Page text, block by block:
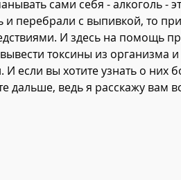
сами себя - алкоголь -
и перебрали с выпивкой, то
И здесь на помощь
токсины из организма и
если вы хотите узнать о них
дальше, ведь я расскажу вам